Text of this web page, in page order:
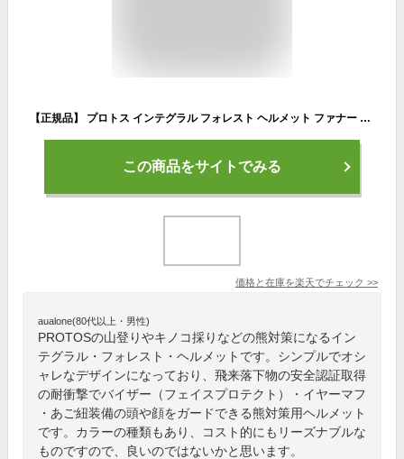
【正規品】 プロトス インテグラル フォレスト ヘルメット ファナー PROTOS® PFANNER 山菜採り きのこ採り 狩猟 入山 林業 土木 山林 アウトドア 登山 安全 プロのヘルメット 熊対策 ヘルメット 熊対策 護身 フルフェイスヘルメット
この商品をサイトでみる
価格と在庫を楽天でチェック >>
aualone(80代以上・男性)
PROTOSの山登りやキノコ採りなどの熊対策になるイン
テグラル・フォレスト・ヘルメットです。シンプルでオシ
ャレなデザインになっており、飛来落下物の安全認証取得
の耐衝撃でバイザー（フェイスプロテクト）・イヤーマフ
・あご紐装備の頭や顔をガードできる熊対策用ヘルメット
です。カラーの種類もあり、コスト的にもリーズナブルな
ものですので、良いのではないかと思います。